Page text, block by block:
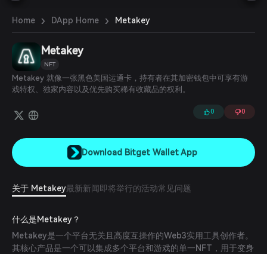
Bahasa Indonesia
ภาษาไทย
Español
Português (Brasil)
Home › DApp Home › Metakey
Metakey
NFT
Metakey 就像一张黑色美国运通卡，持有者在其加密钱包中可享有游
戏特权、独家内容以及优先购买稀有收藏品的权利。
0 0
Download Bitget Wallet App
关于 Metakey最新新闻即将举行的活动常见问题
什么是Metakey？
Metakey是一个平台无关且高度互操作的Web3实用工具创作者。
其核心产品是一个可以集成多个平台和游戏的单一NFT，用于变身